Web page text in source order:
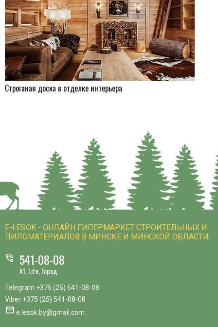
Строганая доска в отделке интерьера
E-LESOK - ОНЛАЙН ГИПЕРМАРКЕТ СТРОИТЕЛЬНЫХ И
ПИЛОМАТЕРИАЛОВ В МИНСКЕ И МИНСКОЙ ОБЛАСТИ.
phone_in_talk 541-08-08
A1, Life, Город
Telegram +375 (25) 541-08-08
Viber +375 (25) 541-08-08
mail e.lesok.by@gmail.com